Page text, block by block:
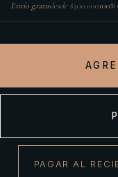
Envío gratisdesde $300.000
PAGAR AL